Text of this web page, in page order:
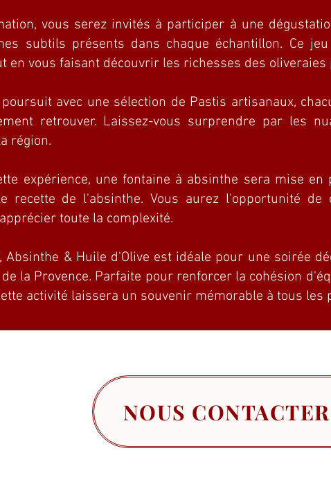
vous serez invités à participer à une
subtils présents dans chaque échantillon. Ce
en vous faisant découvrir les richesses des oliveraies
avec une sélection de Pastis artisanaux,
retrouver. Laissez-vous surprendre par les
région.
expérience, une fontaine à absinthe sera mise
recette de l'absinthe. Vous aurez l'opportunité
toute la complexité.
Absinthe & Huile d'Olive est idéale pour une soirée
la Provence. Parfaite pour renforcer la cohésion
activité laissera un souvenir mémorable à tous les
NOUS CONTACTER